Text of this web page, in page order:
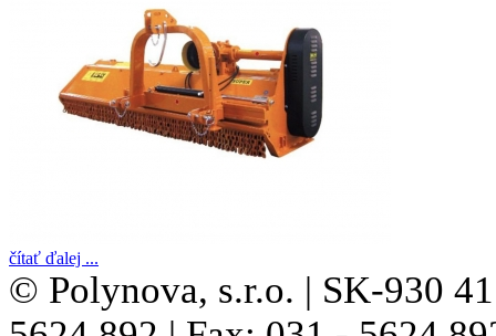
čítať ďalej ...
© Polynova, s.r.o. | SK-930